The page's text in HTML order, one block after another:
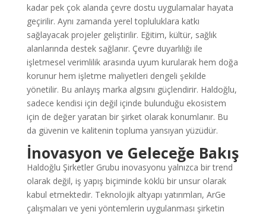
kadar pek çok alanda çevre dostu uygulamalar hayata
geçirilir. Aynı zamanda yerel topluluklara katkı
sağlayacak projeler geliştirilir. Eğitim, kültür, sağlık
alanlarında destek sağlanır. Çevre duyarlılığı ile
işletmesel verimlilik arasında uyum kurularak hem doğa
korunur hem işletme maliyetleri dengeli şekilde
yönetilir. Bu anlayış marka algısını güçlendirir. Haldoğlu,
sadece kendisi için değil içinde bulunduğu ekosistem
için de değer yaratan bir şirket olarak konumlanır. Bu
da güvenin ve kalitenin topluma yansıyan yüzüdür.
İnovasyon ve Geleceğe Bakış
Haldoğlu Şirketler Grubu inovasyonu yalnızca bir trend
olarak değil, iş yapış biçiminde köklü bir unsur olarak
kabul etmektedir. Teknolojik altyapı yatırımları, ArGe
çalışmaları ve yeni yöntemlerin uygulanması şirketin